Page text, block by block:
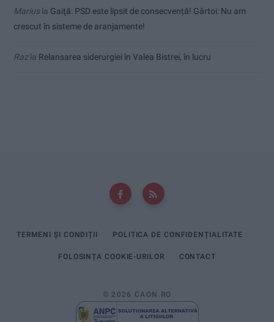
Mariusla Gaiţă: PSD este lipsit de consecvență! Gârtoi: Nu am
crescut în sisteme de aranjamente!
Razla Relansarea siderurgiei în Valea Bistrei, în lucru
TERMENI ȘI CONDIȚII POLITICA DE CONFIDENȚIALITATE
FOLOSINȚA COOKIE-URILOR CONTACT
© 2026 CAON.RO